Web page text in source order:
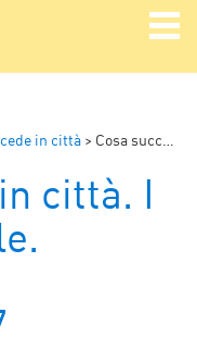
in città > Cosa succede in città. I pranzi di Natale. Puntata del 19 dicembre 2017
città. I